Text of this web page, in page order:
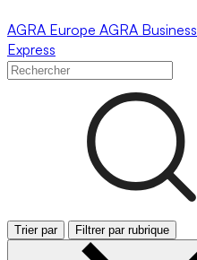
AGRA Europe AGRA Business
Express
Trier par Filtrer par rubrique